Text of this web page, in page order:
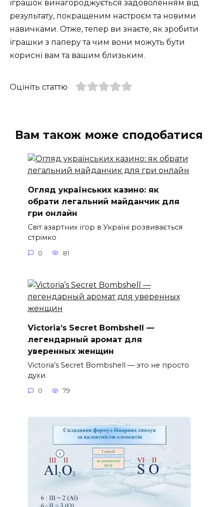
іграшок винагороджується задоволенням від
результату, покращеним настроєм та новими
навичками. Отже, тепер ви знаєте, як зробити
іграшки з паперу та чим вони можуть бути
корисні вам та вашим близьким.
Оцініть статтю
Вам також може сподобатися
Огляд українських казино: як
обрати легальний майданчик для
гри онлайн
Світ азартних ігор в Україні розвивається
стрімко
0 81
Victoria’s Secret Bombshell —
легендарный аромат для
уверенных женщин
Victoria’s Secret Bombshell — это не просто
духи.
0 79